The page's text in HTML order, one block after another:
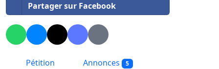
Partager sur Facebook
Pétition Annonces 5